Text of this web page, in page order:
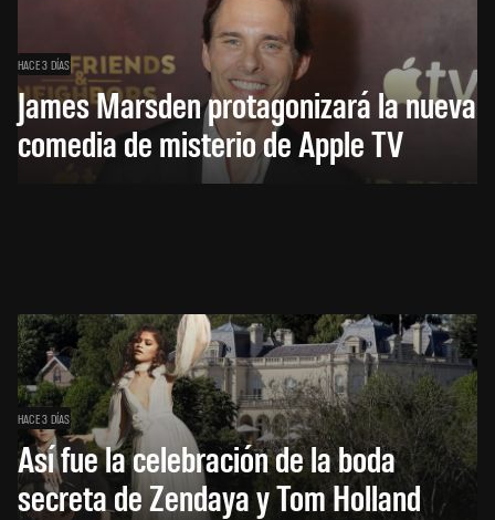
HACE 3 DÍAS
James Marsden protagonizará la nueva
comedia de misterio de Apple TV
HACE 3 DÍAS
Así fue la celebración de la boda
secreta de Zendaya y Tom Holland